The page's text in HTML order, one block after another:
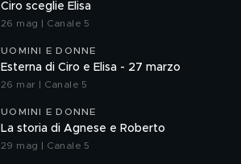
Ciro sceglie Elisa
26 mag | Canale 5
UOMINI E DONNE
Esterna di Ciro e Elisa - 27 marzo
26 mar | Canale 5
UOMINI E DONNE
La storia di Agnese e Roberto
29 mag | Canale 5